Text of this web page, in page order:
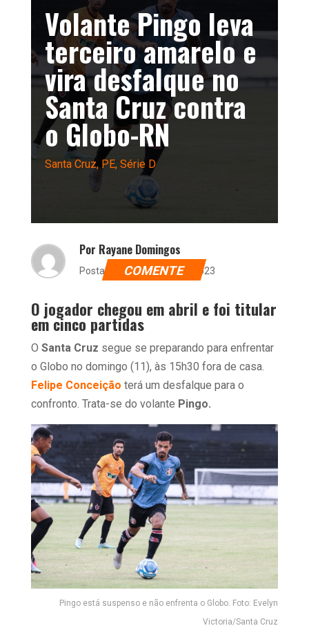
Volante Pingo leva
terceiro amarelo e
vira desfalque no
Santa Cruz contra
o Globo-RN
Santa Cruz, PE, Série D
Por Rayane Domingos
Postado dia 9 de junho de 2023
COMENTE
O jogador chegou em abril e foi titular
em cinco partidas
O Santa Cruz segue se preparando para enfrentar
o Globo no domingo (11), às 15h30 fora de casa.
Felipe Conceição terá um desfalque para o
confronto. Trata-se do volante Pingo.
Pingo está suspenso e não enfrenta o Globo. Foto: Evelyn
Victoria/Santa Cruz